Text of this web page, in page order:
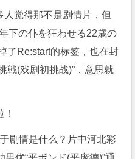
人觉得那不是剧情片，但
下の仆を狂わせる22歳の
了Re:start的标签，也在封
戦(戏剧初挑战)”，意思就
剧情是什么？片中河北彩